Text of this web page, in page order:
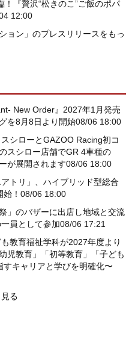
！『贅沢“松きのこ”ご飯のポパ
12:00
ョン」のプレスリリースをもっ
New Order』2027年1月発売
を8月8日より開始08/06 18:00
シローとGAZOO Racing初コ
スシロー店舗でGR 4車種の
が展開されます08/06 18:00
トリ」、ハイブリッド型総合
！ 08/06 18:00
」のバザーに出店し地域と交流
員として参加08/06 17:21
教育福祉学科が2027年度より
児教育」「初等教育」「子ども
キャリアと学びを明確化〜
る